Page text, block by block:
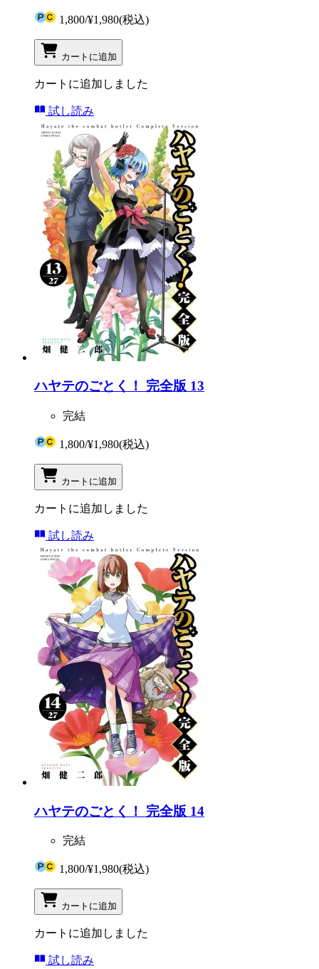
1,800/¥1,980(税込)
カートに追加
カートに追加しました
試し読み
ハヤテのごとく！ 完全版 13
完結
1,800/¥1,980(税込)
カートに追加
カートに追加しました
試し読み
ハヤテのごとく！ 完全版 14
完結
1,800/¥1,980(税込)
カートに追加
カートに追加しました
試し読み